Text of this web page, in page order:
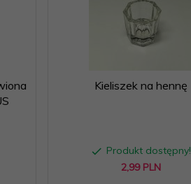
Kieliszek na hennę
Produkt dostępny!
2,99 PLN